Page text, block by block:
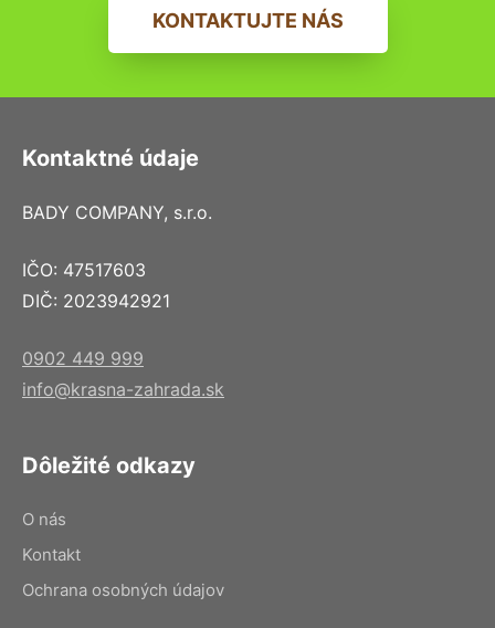
KONTAKTUJTE NÁS
Kontaktné údaje
BADY COMPANY, s.r.o.
IČO: 47517603
DIČ: 2023942921
0902 449 999
info@krasna-zahrada.sk
Dôležité odkazy
O nás
Kontakt
Ochrana osobných údajov